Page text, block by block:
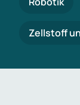
Zellstoff